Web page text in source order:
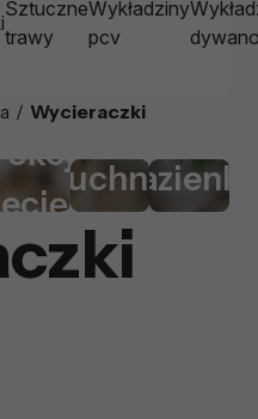
Sztuczne
trawy
Wykładziny
pcv
/ Wycieraczki
Kuchnia